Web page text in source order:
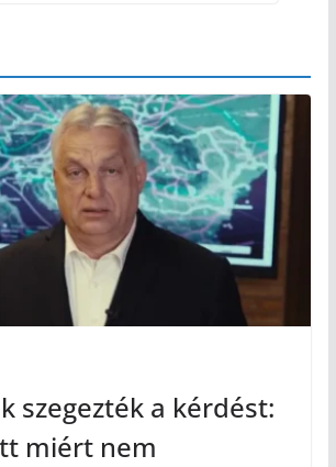
szegezték a kérdést:
miért nem